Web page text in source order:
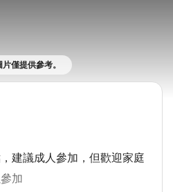
僅提供參考。
建議成人參加，但歡迎家庭
加